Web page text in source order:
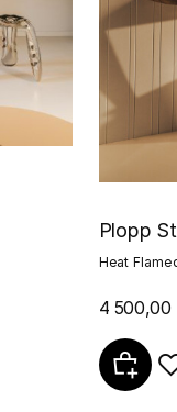
Plopp
Heat
4 500,00